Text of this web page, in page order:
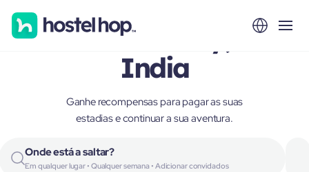
Puducherry,
India
Ganhe recompensas para pagar as suas
estadias e continuar a sua aventura.
Onde está a saltar?
Em qualquer lugar • Qualquer semana • Adicionar convidados